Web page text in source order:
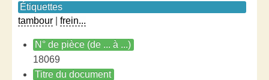
Étiquettes
tambour
frein...
N° de pièce (de ... à ...)
18069
Titre du document